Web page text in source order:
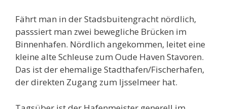
Fährt man in der Stadsbuitengracht nördlich,
passsiert man zwei bewegliche Brücken im
Binnenhafen. Nördlich angekommen, leitet eine
kleine alte Schleuse zum Oude Haven Stavoren.
Das ist der ehemalige Stadthafen/Fischerhafen,
der direkten Zugang zum Ijsselmeer hat.